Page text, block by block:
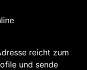
reicht zum
und sende